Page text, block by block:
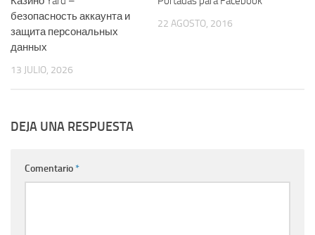
безопасность аккаунта и
защита персональных
данных
13 JULIO, 2026
22 AGOSTO, 2016
DEJA UNA RESPUESTA
Comentario*